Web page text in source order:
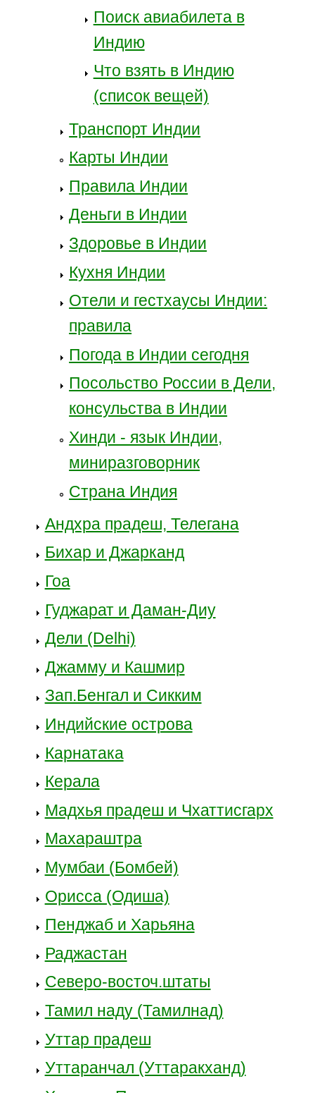
Поиск авиабилета в
Индию
Что взять в Индию
(список вещей)
Транспорт Индии
Карты Индии
Правила Индии
Деньги в Индии
Здоровье в Индии
Кухня Индии
Отели и гестхаусы Индии:
правила
Погода в Индии сегодня
Посольство России в Дели,
консульства в Индии
Хинди - язык Индии,
миниразговорник
Страна Индия
Андхра прадеш, Телегана
Бихар и Джарканд
Гоа
Гуджарат и Даман-Диу
Дели (Delhi)
Джамму и Кашмир
Зап.Бенгал и Сикким
Индийские острова
Карнатака
Керала
Мадхья прадеш и Чхаттисгарх
Махараштра
Мумбаи (Бомбей)
Орисса (Одиша)
Пенджаб и Харьяна
Раджастан
Северо-восточ.штаты
Тамил наду (Тамилнад)
Уттар прадеш
Уттаранчал (Уттаракханд)